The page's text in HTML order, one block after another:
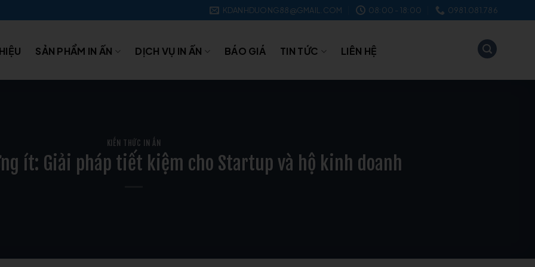
KDANHDUONG88@GMAIL.COM 08:00 - 18:00 0981.081.786
SẢN PHẨM IN ẤN DỊCH VỤ IN ẤN BÁO GIÁ TIN TỨC LIÊN HỆ
KIẾN THỨC IN ẤN
ít: Giải pháp tiết kiệm cho Startup và hộ kinh doanh